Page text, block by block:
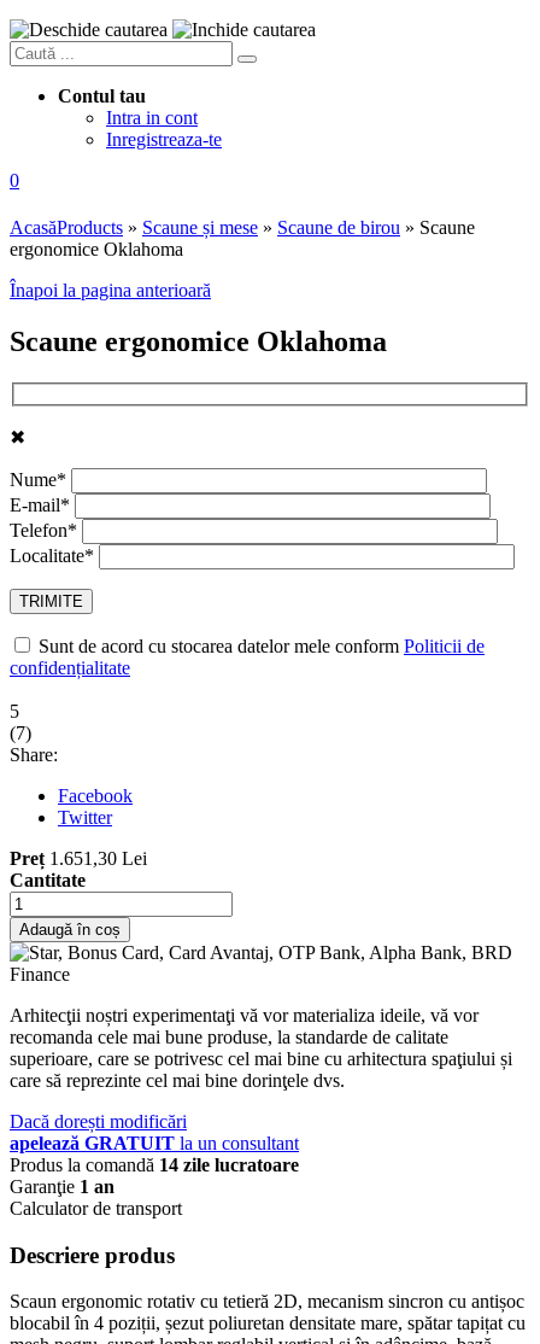
Contul tau
Intra in cont
Inregistreaza-te
0
AcasăProducts » Scaune și mese » Scaune de birou » Scaune
ergonomice Oklahoma
Înapoi la pagina anterioară
Scaune ergonomice Oklahoma
✖
Nume*
E-mail*
Telefon*
Localitate*
Sunt de acord cu stocarea datelor mele conform Politicii de
confidențialitate
5
(7)
Share:
Facebook
Twitter
Preț 1.651,30 Lei
Cantitate
Adaugă în coș
Arhitecţii noștri experimentaţi vă vor materializa ideile, vă vor
recomanda cele mai bune produse, la standarde de calitate
superioare, care se potrivesc cel mai bine cu arhitectura spaţiului și
care să reprezinte cel mai bine dorinţele dvs.
Dacă dorești modificări
apelează GRATUIT la un consultant
Produs la comandă 14 zile lucratoare
Garanţie 1 an
Calculator de transport
Descriere produs
Scaun ergonomic rotativ cu tetieră 2D, mecanism sincron cu antișoc
blocabil în 4 poziții, șezut poliuretan densitate mare, spătar tapițat cu